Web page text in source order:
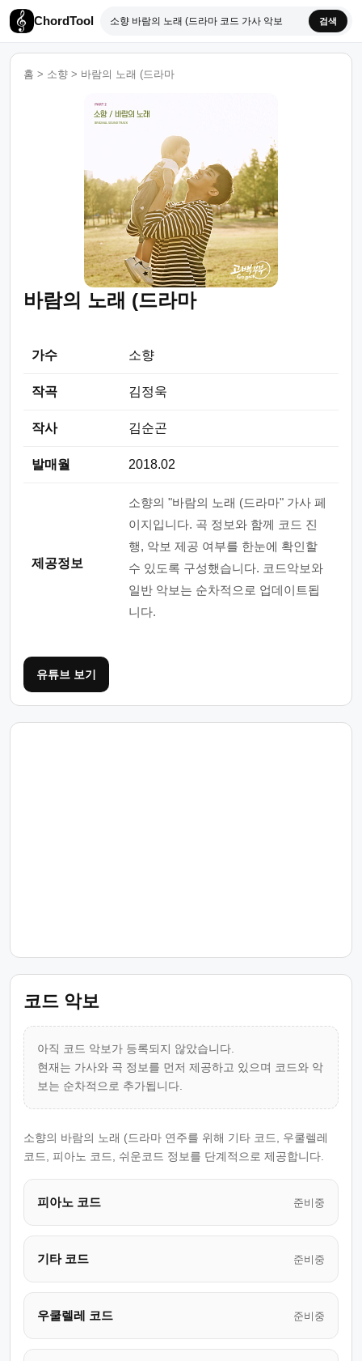
ChordTool 검색
홈 > 소향 > 바람의 노래 (드라마
바람의 노래 (드라마
가수 소향
작곡 김정욱
작사 김순곤
발매월 2018.02
제공정보
소향의 "바람의 노래 (드라마" 가사 페
이지입니다. 곡 정보와 함께 코드 진
행, 악보 제공 여부를 한눈에 확인할
수 있도록 구성했습니다. 코드악보와
일반 악보는 순차적으로 업데이트됩
니다.
유튜브 보기
코드 악보
아직 코드 악보가 등록되지 않았습니다.
현재는 가사와 곡 정보를 먼저 제공하고 있으며 코드와 악
보는 순차적으로 추가됩니다.
소향의 바람의 노래 (드라마 연주를 위해 기타 코드, 우쿨렐레
코드, 피아노 코드, 쉬운코드 정보를 단계적으로 제공합니다.
피아노 코드 준비중
기타 코드 준비중
우쿨렐레 코드 준비중